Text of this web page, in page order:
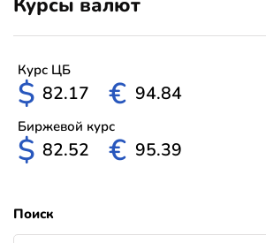
Курсы валют
Курс ЦБ
$ 82.17 € 94.84
Биржевой курс
$ 82.52 € 95.39
Поиск